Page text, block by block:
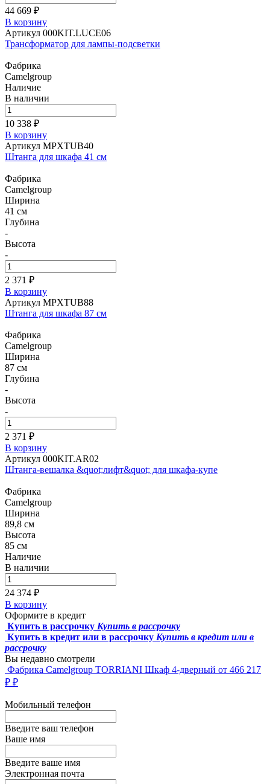
44 669 ₽
В корзину
Артикул 000KIT.LUCE06
Трансформатор для лампы-подсветки
Фабрика
Camelgroup
Наличие
В наличии
10 338 ₽
В корзину
Артикул MPXTUB40
Штанга для шкафа 41 см
Фабрика
Camelgroup
Ширина
41 см
Глубина
-
Высота
-
2 371 ₽
В корзину
Артикул MPXTUB88
Штанга для шкафа 87 см
Фабрика
Camelgroup
Ширина
87 см
Глубина
-
Высота
-
2 371 ₽
В корзину
Артикул 000KIT.AR02
Штанга-вешалка &quot;лифт&quot; для шкафа-купе
Фабрика
Camelgroup
Ширина
89,8 см
Высота
85 см
Наличие
В наличии
24 374 ₽
В корзину
Оформите в кредит
Купить в рассрочку Купить в рассрочку
Купить в кредит или в рассрочку Купить в кредит или в
рассрочку
Вы недавно смотрели
Фабрика Camelgroup TORRIANI Шкаф 4-дверный от 466 217
₽ ₽
Мобильный телефон
Введите ваш телефон
Ваше имя
Введите ваше имя
Электронная почта